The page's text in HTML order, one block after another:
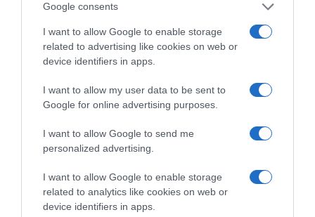
Google consents
I want to allow Google to enable storage
related to advertising like cookies on web or
device identifiers in apps.
I want to allow my user data to be sent to
Google for online advertising purposes.
I want to allow Google to send me
personalized advertising.
I want to allow Google to enable storage
related to analytics like cookies on web or
device identifiers in apps.
ΕΞΑΙΡΕΣΗ – ΒΙΣΣΗ ΑΝΝΑ